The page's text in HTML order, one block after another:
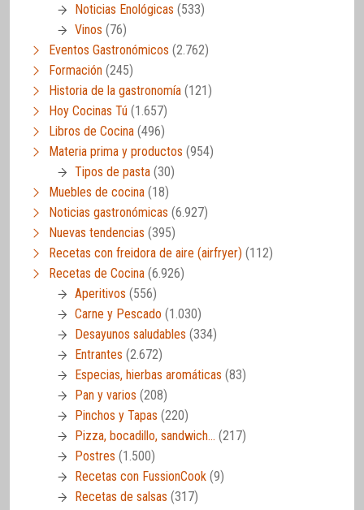
Noticias Enológicas (533)
Vinos (76)
Eventos Gastronómicos (2.762)
Formación (245)
Historia de la gastronomía (121)
Hoy Cocinas Tú (1.657)
Libros de Cocina (496)
Materia prima y productos (954)
Tipos de pasta (30)
Muebles de cocina (18)
Noticias gastronómicas (6.927)
Nuevas tendencias (395)
Recetas con freidora de aire (airfryer) (112)
Recetas de Cocina (6.926)
Aperitivos (556)
Carne y Pescado (1.030)
Desayunos saludables (334)
Entrantes (2.672)
Especias, hierbas aromáticas (83)
Pan y varios (208)
Pinchos y Tapas (220)
Pizza, bocadillo, sandwich… (217)
Postres (1.500)
Recetas con FussionCook (9)
Recetas de salsas (317)